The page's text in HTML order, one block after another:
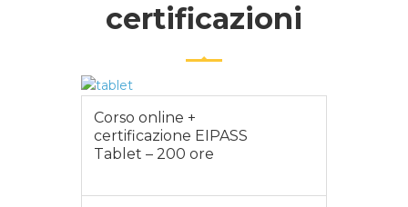
certificazioni
Corso online +
certificazione EIPASS
Tablet – 200 ore